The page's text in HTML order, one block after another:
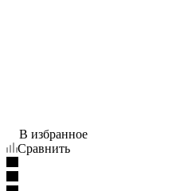
В избранное
Сравнить